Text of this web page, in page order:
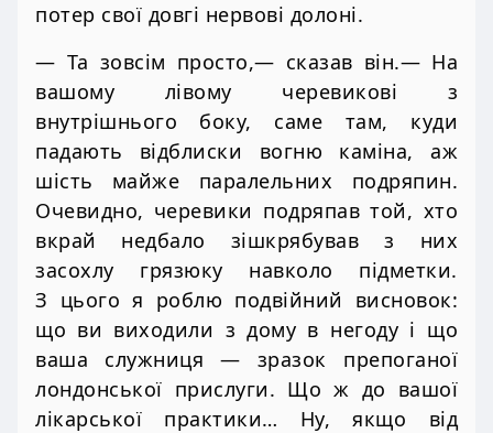
потер свої довгі нервові долоні.
— Та зовсім просто,— сказав він.— На
вашому лівому черевикові з
внутрішнього боку, саме там, куди
падають відблиски вогню каміна, аж
шість майже паралельних подряпин.
Очевидно, черевики подряпав той, хто
вкрай недбало зішкрябував з них
засохлу грязюку навколо підметки.
З цього я роблю подвійний висновок:
що ви виходили з дому в негоду і що
ваша служниця — зразок препоганої
лондонської прислуги. Що ж до вашої
лікарської практики… Ну, якщо від